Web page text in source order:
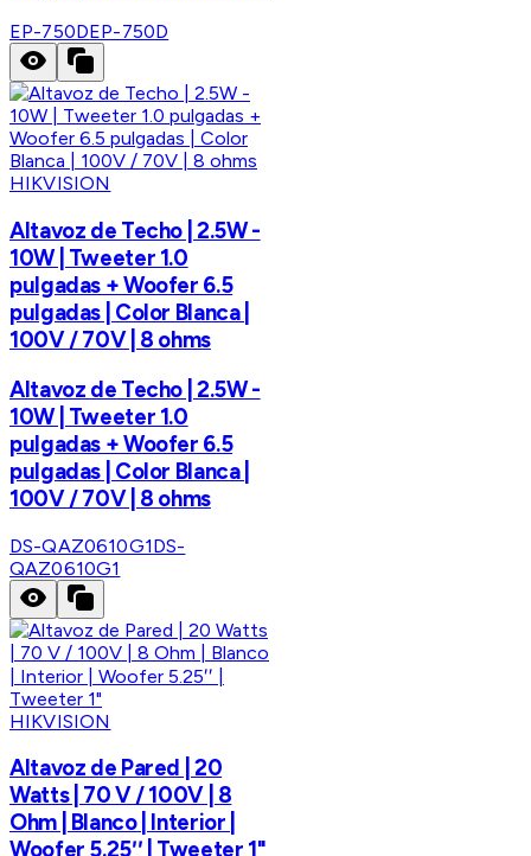
EP-750DEP-750D
HIKVISION
Altavoz de Techo | 2.5W -
10W | Tweeter 1.0
pulgadas + Woofer 6.5
pulgadas | Color Blanca |
100V / 70V | 8 ohms
Altavoz de Techo | 2.5W -
10W | Tweeter 1.0
pulgadas + Woofer 6.5
pulgadas | Color Blanca |
100V / 70V | 8 ohms
DS-QAZ0610G1DS-
QAZ0610G1
HIKVISION
Altavoz de Pared | 20
Watts | 70 V / 100V | 8
Ohm | Blanco | Interior |
Woofer 5.25′′ | Tweeter 1"